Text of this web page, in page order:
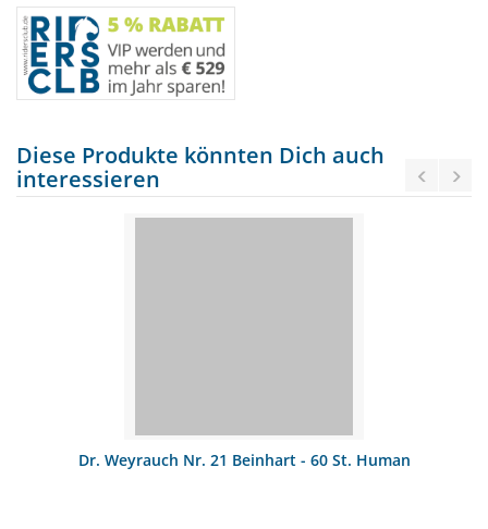
Diese Produkte könnten Dich auch
interessieren
Dr. Weyrauch Nr. 21 Beinhart - 60 St. Human